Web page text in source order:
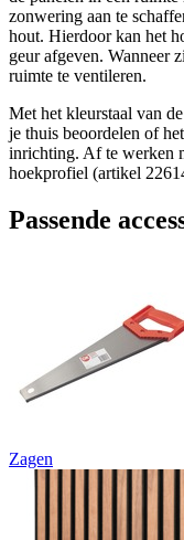
zonwering aan te
hout. Hierdoor kan het
geur afgeven. Wanneer
ruimte te ventileren.
Met het kleurstaal van
je thuis beoordelen of
inrichting. Af te werken
hoekprofiel (artikel
Passende
Zagen